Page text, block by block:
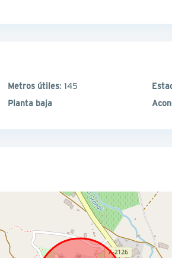
Metros útiles: 145
Planta baja